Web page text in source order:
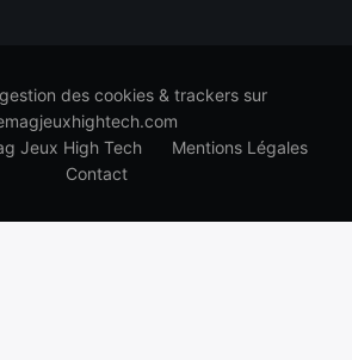
des cookies & trackers sur
Jeux High Tech
Mentions Légales
Contact